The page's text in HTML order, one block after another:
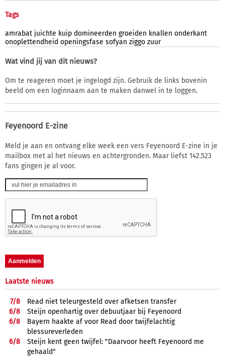
Tags
amrabat juichte kuip domineerden groeiden knallen onderkant
onoplettendheid openingsfase sofyan ziggo zuur
Wat vind jij van dit nieuws?
Om te reageren moet je ingelogd zijn. Gebruik de links bovenin
beeld om een loginnaam aan te maken danwel in te loggen.
Feyenoord E-zine
Meld je aan en ontvang elke week een vers Feyenoord E-zine in je
mailbox met al het nieuws en achtergronden. Maar liefst 142.523
fans gingen je al voor.
Laatste nieuws
7/8
Read niet teleurgesteld over afketsen transfer
6/8
Steijn openhartig over debuutjaar bij Feyenoord
6/8
Bayern haakte af voor Read door twijfelachtig
blessureverleden
6/8
Steijn kent geen twijfel: "Daarvoor heeft Feyenoord me
gehaald"